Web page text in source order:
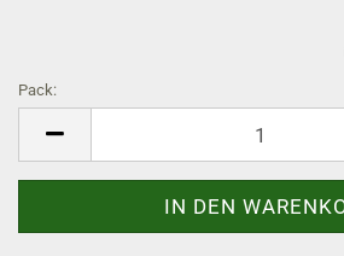
Pack: